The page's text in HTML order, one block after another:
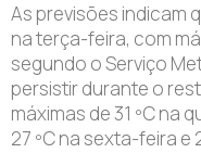
As previsões indicam
na terça-feira, com
segundo o Serviço
persistir durante o
máximas de 31 ºC na
27 ºC na sexta-feira e